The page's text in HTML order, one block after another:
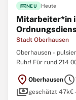
fiber_newNEU Heute
Mitarbeiter*in
Stadt Oberhausen
Oberhausen -
Ruhr! Für rund 214
öffentlichen
mit regionaler
location_on Oberhausenschedule
paymentsgeschätzt 47k€